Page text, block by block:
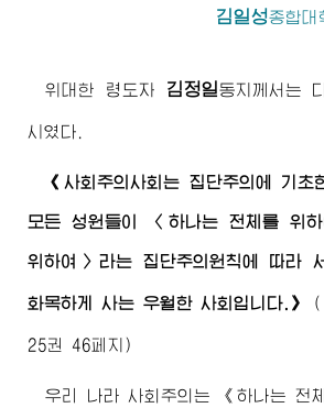
김일성종합대
위대한
령도자 김정일동지 께서는
시였다.
《사회주의사회는 집단주의에 기초
모든 성원들이 〈하나는 전체를 위
위하여〉라는 집단주의원칙에 따라
화목하게 사는 우월한 사회입니다.》 (
25권 46페지)
우리 나라 사회주의는 《하나는 전